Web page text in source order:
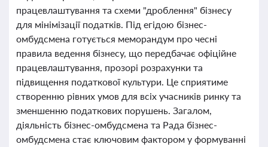
працевлаштування та схеми "дроблення" бізнесу
для мінімізації податків. Під егідою бізнес-
омбудсмена готується меморандум про чесні
правила ведення бізнесу, що передбачає офіційне
працевлаштування, прозорі розрахунки та
підвищення податкової культури. Це сприятиме
створенню рівних умов для всіх учасників ринку та
зменшенню податкових порушень. Загалом,
діяльність бізнес-омбудсмена та Рада бізнес-
омбудсмена стає ключовим фактором у формуванні